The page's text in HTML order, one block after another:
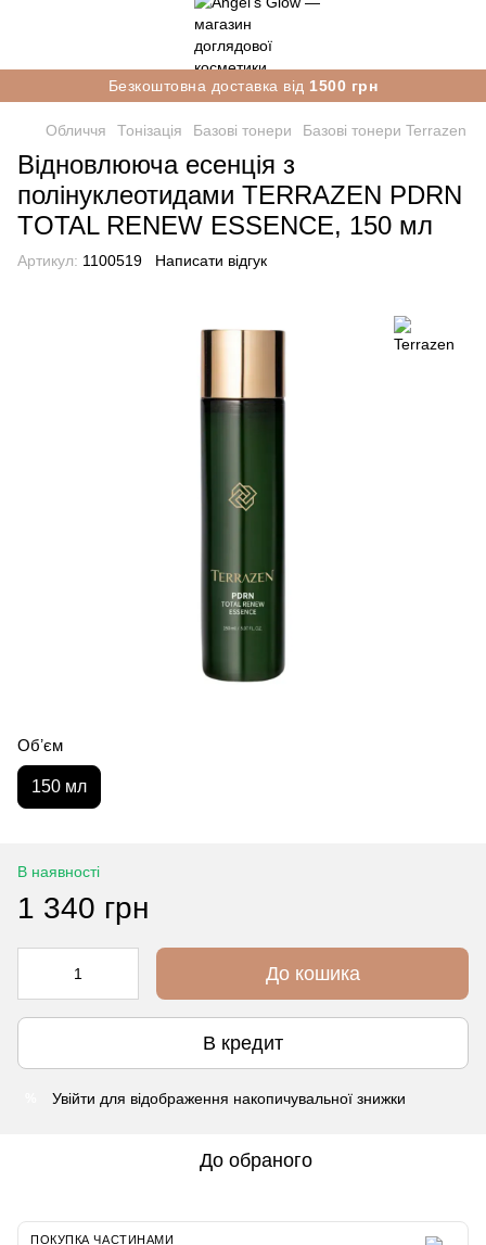
Безкоштовна доставка від 1500 грн
Обличчя Тонізація Базові тонери Базові тонери Terrazen
Відновлююча есенція з
полінуклеотидами TERRAZEN PDRN
TOTAL RENEW ESSENCE, 150 мл
Артикул: 1100519 Написати відгук
Обʼєм
150 мл
В наявності
1 340 грн
До кошика
В кредит
Увійти для відображення накопичувальної знижки
До обраного
ПОКУПКА ЧАСТИНАМИ